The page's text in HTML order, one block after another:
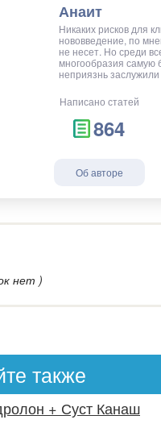
Анаит
Никаких рисков для
нововведение, по
не несет. Но среди
многообразия самую
неприязнь
Написано статей
864
Об авторе
нет )
также
+ Суст Канаш